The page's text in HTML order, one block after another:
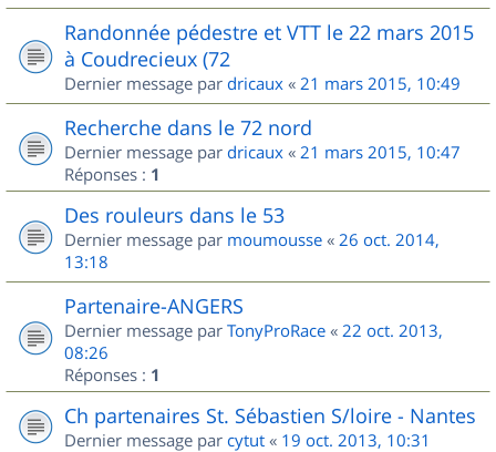
Randonnée pédestre et VTT le 22 mars 2015
à Coudrecieux (72
Dernier message par dricaux « 21 mars 2015, 10:49
Recherche dans le 72 nord
Dernier message par dricaux « 21 mars 2015, 10:47
Réponses : 1
Des rouleurs dans le 53
Dernier message par moumousse « 26 oct. 2014,
13:18
Partenaire-ANGERS
Dernier message par TonyProRace « 22 oct. 2013,
08:26
Réponses : 1
Ch partenaires St. Sébastien S/loire - Nantes
Dernier message par cytut « 19 oct. 2013, 10:31